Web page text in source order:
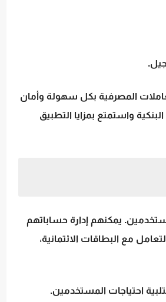
المصرفية بكل سهولة وأمان
واستمتع بمزايا التطبيق
يمكنهم إدارة حساباتهم
مع البطاقات الائتمانية،
احتياجات المستخدمين.